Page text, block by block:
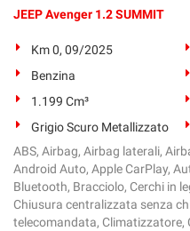
JEEP Avenger 1.2 SUMMIT
Km 0, 09/2025
Benzina
1.199 Cm³
Grigio Scuro Metallizzato
ABS, Airbag, Airbag laterali,
Android Auto, Apple CarPlay,
Bluetooth, Bracciolo, Cerchi in
Chiusura centralizzata senza
telecomandata, Climatizzatore,